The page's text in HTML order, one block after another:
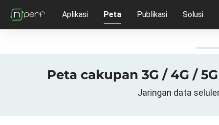
Aplikasi Peta Publikasi Solusi